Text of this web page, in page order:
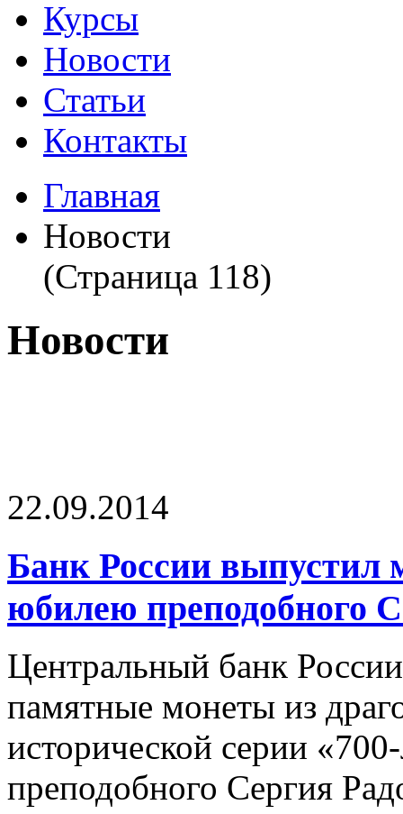
Курсы
Новости
Статьи
Контакты
Главная
Новости
(Страница 118)
Новости
22.09.2014
Банк России
юбилею преподобного
Центральный банк
памятные монеты из
исторической серии
преподобного Сергия